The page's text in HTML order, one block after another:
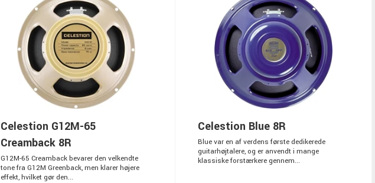
Celestion G12M-65
Creamback 8R
G12M-65 Creamback bevarer den velkendte
tone fra G12M Greenback, men klarer højere
effekt, hvilket gør den...
Celestion Blue 8R
Blue var en af verdens første dedikerede
guitarhøjtalere, og er anvendt i mange
klassiske forstærkere gennem...